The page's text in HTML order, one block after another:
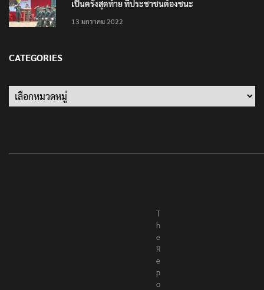
เป็นครั้งสุดท้าย ที่ประชาชนต้องชนะ
13 มกราคม 2022
CATEGORIES
T
h
e
R
e
p
o